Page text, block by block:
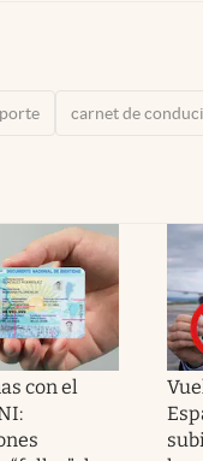
carnet de
con el